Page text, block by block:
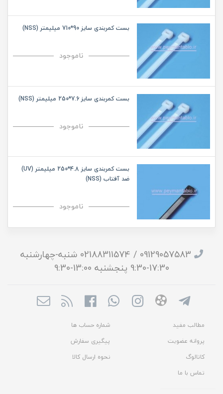
بست کمربندی سایز 90*710 میلیمتر (NSS)
ناموجود
بست کمربندی سایز 7.6*250 میلیمتر (NSS)
ناموجود
بست کمربندی سایز 4.8*250 میلیمتر (UV)
ضد آفتاب (NSS)
ناموجود
09129057583 / 02188311574 شنبه-چهارشنبه
17:30-9:30 پنجشنبه 13:00-9:30
مطالب مفید
شماره حساب ها
پروانه عضویت
پیگیری سفارش
کاتالوگ
نحوه ارسال کالا
تماس با ما